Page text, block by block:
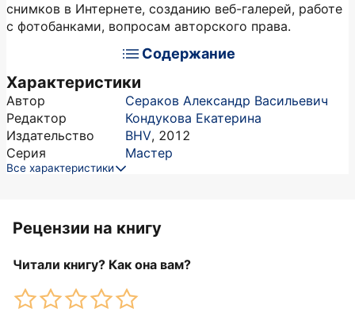
снимков в Интернете, созданию веб-галерей, работе
с фотобанками, вопросам авторского права.
Содержание
Характеристики
Автор
Сераков Александр Васильевич
Редактор
Кондукова Екатерина
Издательство
BHV, 2012
Серия
Мастер
Все характеристики
Рецензии на книгу
Читали книгу? Как она вам?